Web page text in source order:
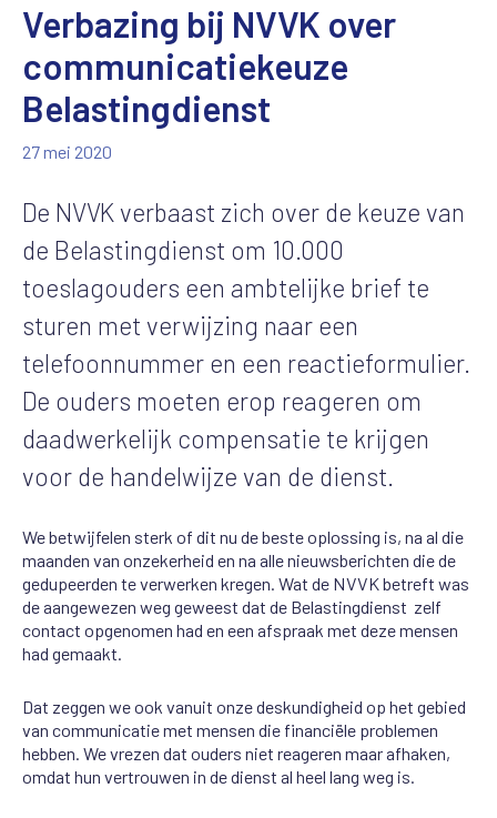
Verbazing bij NVVK over
communicatiekeuze
Belastingdienst
27 mei 2020
De NVVK verbaast zich over de keuze van
de Belastingdienst om 10.000
toeslagouders een ambtelijke brief te
sturen met verwijzing naar een
telefoonnummer en een reactieformulier.
De ouders moeten erop reageren om
daadwerkelijk compensatie te krijgen
voor de handelwijze van de dienst.
We betwijfelen sterk of dit nu de beste oplossing is, na al die
maanden van onzekerheid en na alle nieuwsberichten die de
gedupeerden te verwerken kregen. Wat de NVVK betreft was
de aangewezen weg geweest dat de Belastingdienst zelf
contact opgenomen had en een afspraak met deze mensen
had gemaakt.
Dat zeggen we ook vanuit onze deskundigheid op het gebied
van communicatie met mensen die financiële problemen
hebben. We vrezen dat ouders niet reageren maar afhaken,
omdat hun vertrouwen in de dienst al heel lang weg is.